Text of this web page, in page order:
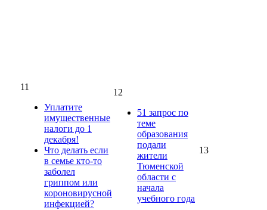
11
Уплатите
имущественные
налоги до 1
декабря!
Что делать если
в семье кто-то
заболел
гриппом или
короновирусной
инфекцией?
12
51 запрос по
теме
образования
подали
жители
Тюменской
области с
начала
учебного года
13